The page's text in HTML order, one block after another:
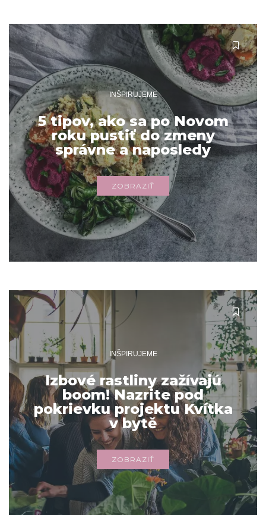
INŠPIRUJEME
5 tipov, ako sa po Novom
roku pustiť do zmeny
správne a naposledy
ZOBRAZIŤ
INŠPIRUJEME
Izbové rastliny zažívajú
boom! Nazrite pod
pokrievku projektu Kvítka
v bytě
ZOBRAZIŤ